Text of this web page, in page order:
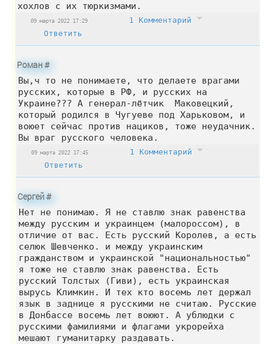
хохлов с их тюркизмами.
09 марта 2022 17:29
1 Комментарий
Ответить
Роман#
Вы,ч то не понимаете, что делаете врагами
русских, которые в РФ, и русских на
Украине??? А генерал-лётчик Маковецкий,
который родился в Чугуеве под Харьковом, и
воюет сейчас против нациков, тоже неудачник.
Вы враг русского человека.
09 марта 2022 17:45
1 Комментарий
Ответить
Сергей#
Нет не понимаю. Я не ставлю знак равенства
между русским и украинцем (малороссом), в
отличие от вас. Есть русский Королев, а есть
селюк Шевченко. и между украинским
гражданством и украинской "национальностью"
я тоже не ставлю знак равенства. Есть
русский Толстых (Гиви), есть украинская
вырусь Климкин. И тех кто восемь лет держал
язык в заднице я русскими не считаю. Русские
в Донбассе восемь лет воюют. А ублюдки с
русскими фамилиями и флагами укрорейха
мешают гуманитарку раздавать.